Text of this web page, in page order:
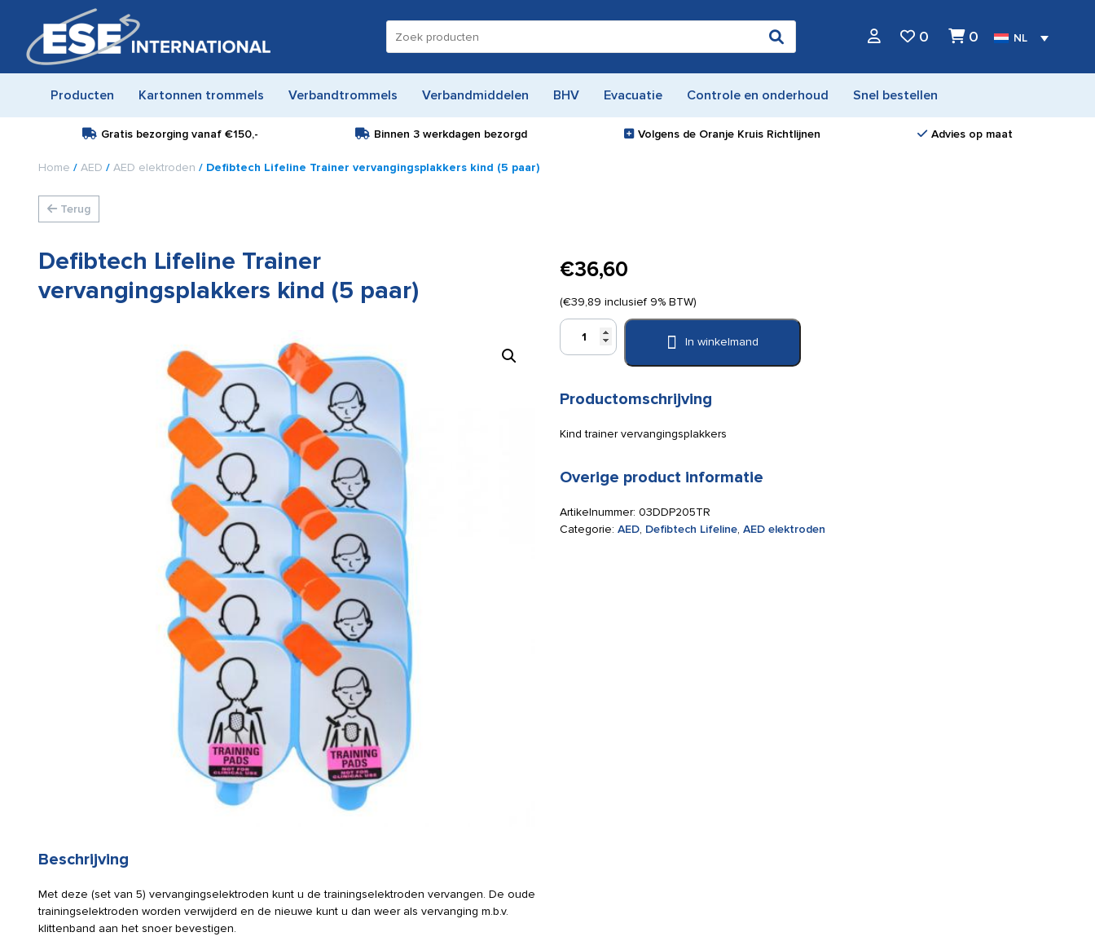
naar:
0 0 NL
Producten Kartonnen trommels Verbandtrommels Verbandmiddelen BHV Evacuatie Controle en onderhoud Snel bestellen
Gratis bezorging vanaf€150,- Binnen 3 werkdagen bezorgd Volgens de Oranje Kruis Richtlijnen Advies op maat
Home / AED / AED elektroden / Defibtech Lifeline Trainer vervangingsplakkers kind (5 paar)
Terug
Defibtech Lifeline Trainer
vervangingsplakkers kind (5 paar)
Beschrijving
Met deze (set van 5) vervangingselektroden kunt u de trainingselektroden vervangen. De oude
trainingselektroden worden verwijderd en de nieuwe kunt u dan weer als vervanging m.b.v.
klittenband aan het snoer bevestigen.
€36,60
(€39,89 inclusief 9% BTW)
Defibtech
Lifeline
kind
paar)
In winkelmand
Productomschrijving
Kind trainer vervangingsplakkers
Overige product informatie
Artikelnummer: 03DDP205TR
Categorie: AED, Defibtech Lifeline, AED elektroden